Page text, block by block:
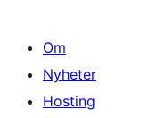
Om
Nyheter
Hosting